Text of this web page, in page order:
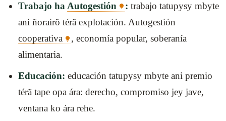
Trabajo haAutogestión : trabajo tatupysy mbyte
ani ñorairõ térã explotación. Autogestión
cooperativa
, economía popular, soberanía
alimentaria.
Educación: educación tatupysy mbyte ani premio
térã tape opa ára: derecho, compromiso jey jave,
ventana ko ára rehe.